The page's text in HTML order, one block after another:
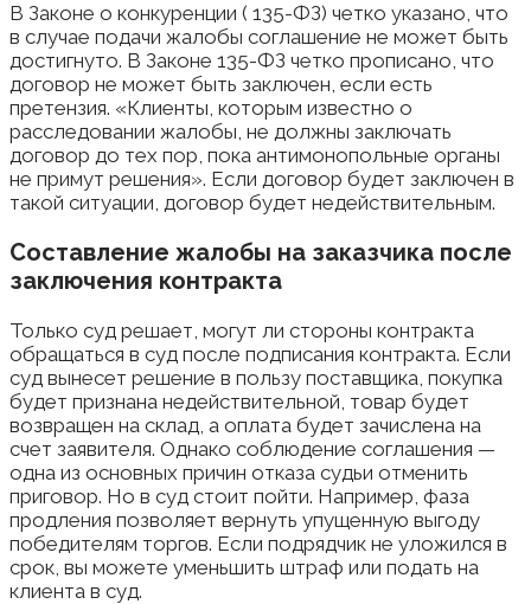
В Законе о конкуренции ( 135-ФЗ) четко указано, что
в случае подачи жалобы соглашение не может быть
достигнуто. В Законе 135-ФЗ четко прописано, что
договор не может быть заключен, если есть
претензия. «Клиенты, которым известно о
расследовании жалобы, не должны заключать
договор до тех пор, пока антимонопольные органы
не примут решения». Если договор будет заключен в
такой ситуации, договор будет недействительным.
Составление жалобы на заказчика после
заключения контракта
Только суд решает, могут ли стороны контракта
обращаться в суд после подписания контракта. Если
суд вынесет решение в пользу поставщика, покупка
будет признана недействительной, товар будет
возвращен на склад, а оплата будет зачислена на
счет заявителя. Однако соблюдение соглашения —
одна из основных причин отказа судьи отменить
приговор. Но в суд стоит пойти. Например, фаза
продления позволяет вернуть упущенную выгоду
победителям торгов. Если подрядчик не уложился в
срок, вы можете уменьшить штраф или подать на
клиента в суд.